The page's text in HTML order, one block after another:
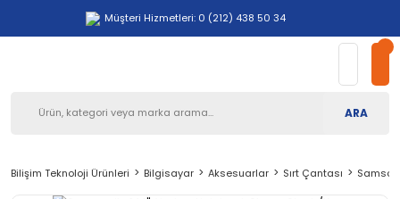
Müşteri Hizmetleri: 0 (212) 438 50 34
ARA
Bilişim Teknoloji Ürünleri Bilgisayar Aksesuarlar Sırt Çantası